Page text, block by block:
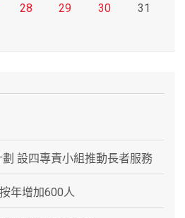
28 29 30
31
設四專責小組推動長者服務
年增加600人